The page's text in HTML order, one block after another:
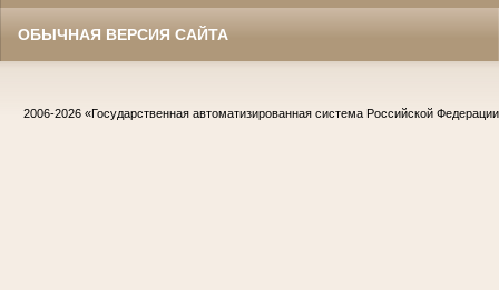
ОБЫЧНАЯ ВЕРСИЯ САЙТА
2006-2026 «Государственная автоматизированная система Российской